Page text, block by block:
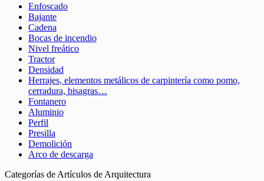
Enfoscado
Bajante
Cadena
Bocas de incendio
Nivel freático
Tractor
Densidad
Herrajes, elementos metálicos de carpintería como pomo,
cerradura, bisagras…
Fontanero
Aluminio
Perfil
Presilla
Demolición
Arco de descarga
Categorías de Artículos de Arquitectura